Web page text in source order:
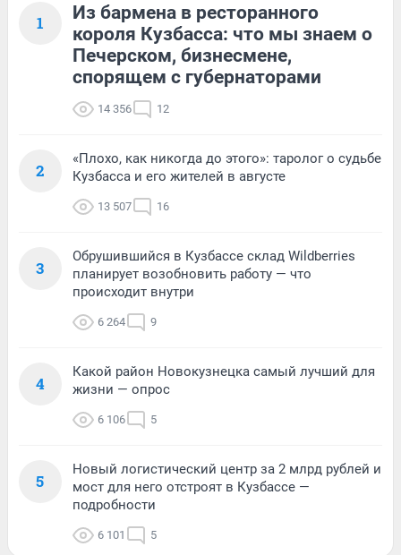
1
Из бармена в ресторанного
короля Кузбасса: что мы знаем о
Печерском, бизнесмене,
спорящем с губернаторами
14 356 12
2
«Плохо, как никогда до этого»: таролог о судьбе
Кузбасса и его жителей в августе
13 507 16
3
Обрушившийся в Кузбассе склад Wildberries
планирует возобновить работу — что
происходит внутри
6 264 9
4
Какой район Новокузнецка самый лучший для
жизни — опрос
6 106 5
5
Новый логистический центр за 2 млрд рублей и
мост для него отстроят в Кузбассе —
подробности
6 101 5